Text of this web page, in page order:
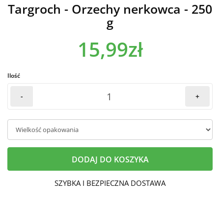
Targroch - Orzechy nerkowca - 250
g
15,99zł
Ilość
- +
DODAJ DO KOSZYKA
SZYBKA I BEZPIECZNA DOSTAWA